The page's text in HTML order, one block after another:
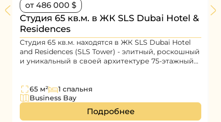
от 486 000 $
Студия 65 кв.м. в ЖК SLS Dubai Hotel &
Residences
Студия 65 кв.м. находятся в ЖК SLS Dubai Hotel
and Residences (SLS Tower) - элитный, роскошный
и уникальный в своей архитектуре 75-этажный...
65 м²
1 спальня
Business Bay
Подробнее